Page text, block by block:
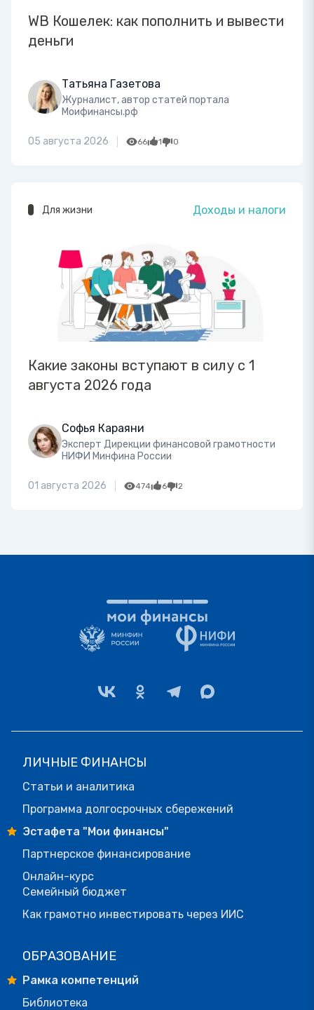
WB Кошелек: как пополнить и вывести
деньги
Татьяна Газетова
Журналист, автор статей портала
Моифинансы.рф
05 августа 2026 66 1 0
Для жизни Доходы и налоги
Какие законы вступают в силу с 1
августа 2026 года
Софья Караяни
Эксперт Дирекции финансовой грамотности
НИФИ Минфина России
01 августа 2026 474 6 2
ЛИЧНЫЕ ФИНАНСЫ
Статьи и аналитика
Программа долгосрочных сбережений
Эстафета "Мои финансы"
Партнерское финансирование
Онлайн-курс
Семейный бюджет
Как грамотно инвестировать через ИИС
ОБРАЗОВАНИЕ
Рамка компетенций
Библиотека